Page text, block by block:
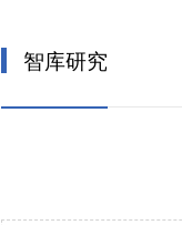
智库研究